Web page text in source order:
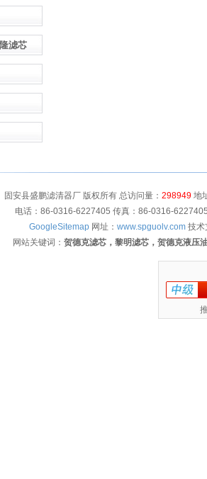
滤芯
固安县盛鹏滤清器厂 版权所有 总访问量： 298949地
电话：86-0316-6227405 传真：86-0316-
GoogleSitemap 网址： www.spguolv.com 技术
网站关键词： 贺德克滤芯，黎明滤芯，贺德克液压